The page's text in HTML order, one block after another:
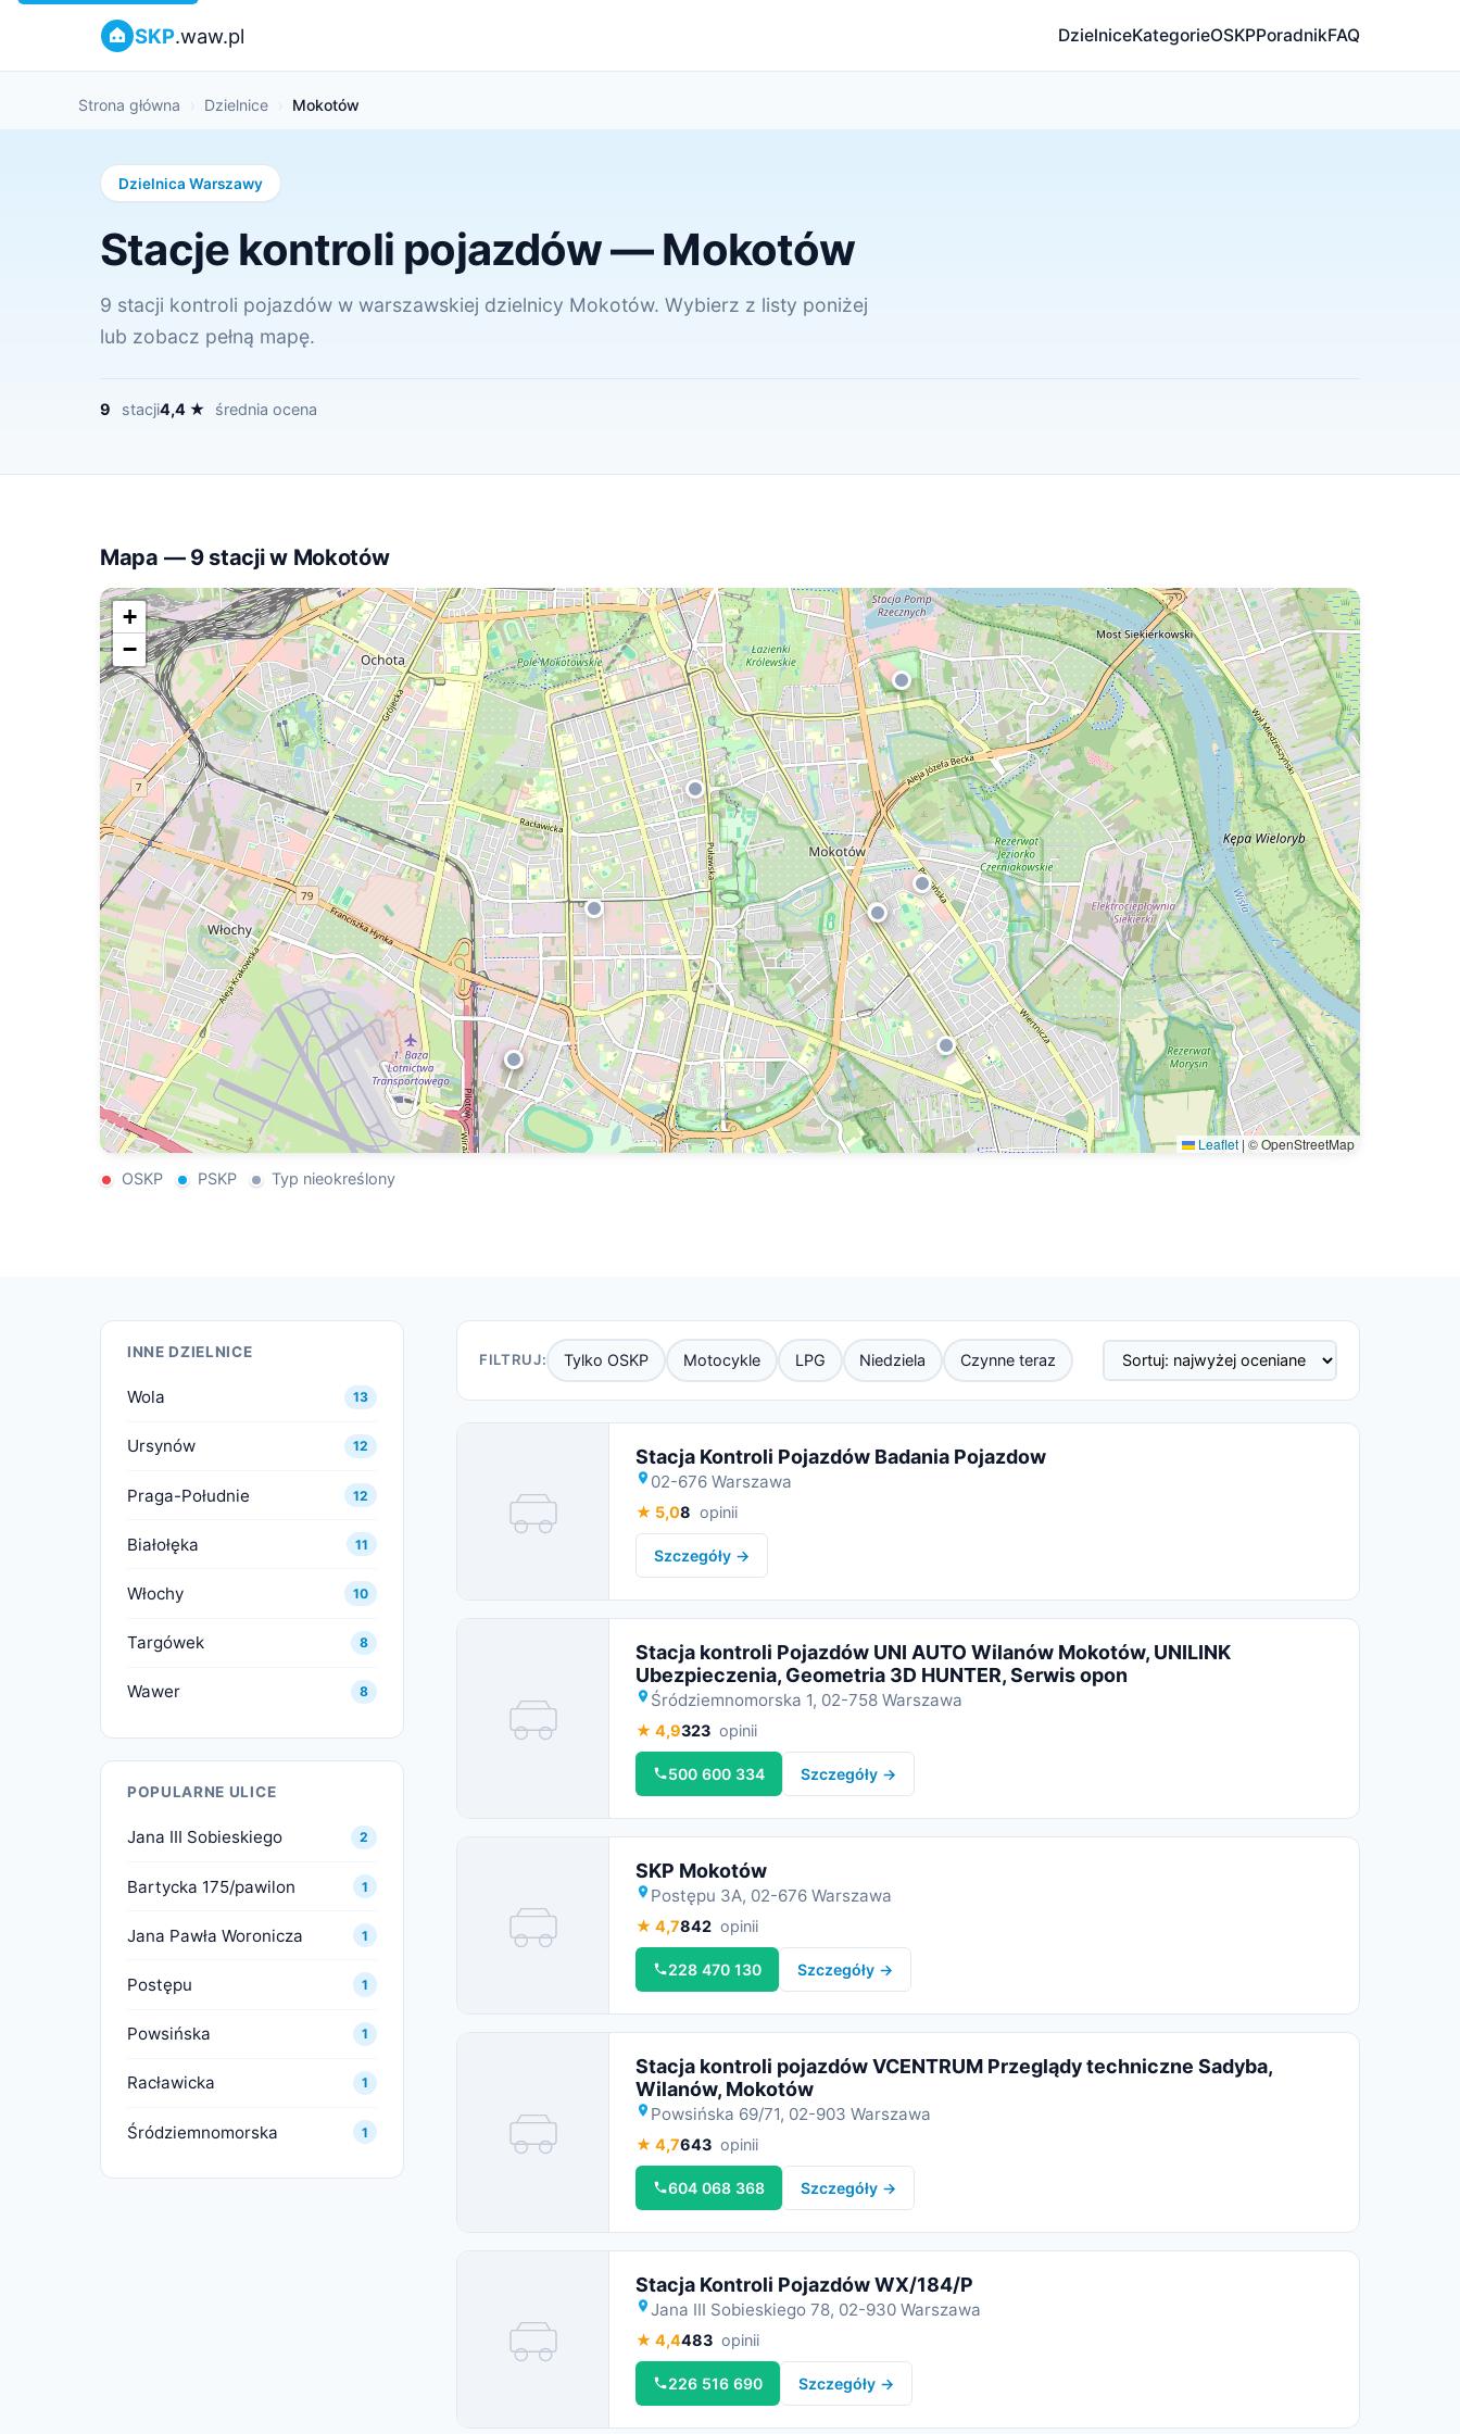
SKP.waw.pl DzielniceKategorieOSKPPoradnikFAQ
Strona główna Dzielnice Mokotów
Dzielnica Warszawy
Stacje kontroli pojazdów — Mokotów
9 stacji kontroli pojazdów w warszawskiej dzielnicy Mokotów. Wybierz z listy poniżej
lub zobacz pełną mapę.
9 stacji4,4 ★ średnia ocena
Mapa — 9 stacji w Mokotów
+
−
Leaflet | © OpenStreetMap
OSKP
PSKP Typ nieokreślony
INNE DZIELNICE
Wola 13
Ursynów 12
Praga-Południe 12
Białołęka 11
Włochy 10
Targówek 8
Wawer 8
POPULARNE ULICE
Jana III Sobieskiego 2
Bartycka 175/pawilon 1
Jana Pawła Woronicza 1
Postępu 1
Powsińska 1
Racławicka 1
Śródziemnomorska 1
FILTRUJ: Tylko OSKP Motocykle LPG Niedziela Czynne teraz
Miniatura
Stacja Kontroli Pojazdów Badania Pojazdow
02-676 Warszawa
★ 5,08 opinii
Szczegóły →
Miniatura
Stacja kontroli Pojazdów UNI AUTO Wilanów Mokotów, UNILINK
Ubezpieczenia, Geometria 3D HUNTER, Serwis opon
Śródziemnomorska 1, 02-758 Warszawa
★ 4,9323 opinii
500 600 334 Szczegóły →
Miniatura
SKP Mokotów
Postępu 3A, 02-676 Warszawa
★ 4,7842 opinii
228 470 130 Szczegóły →
Miniatura
Stacja kontroli pojazdów VCENTRUM Przeglądy techniczne Sadyba,
Wilanów, Mokotów
Powsińska 69/71, 02-903 Warszawa
★ 4,7643 opinii
604 068 368 Szczegóły →
Miniatura
Stacja Kontroli Pojazdów WX/184/P
Jana III Sobieskiego 78, 02-930 Warszawa
★ 4,4483 opinii
226 516 690 Szczegóły →